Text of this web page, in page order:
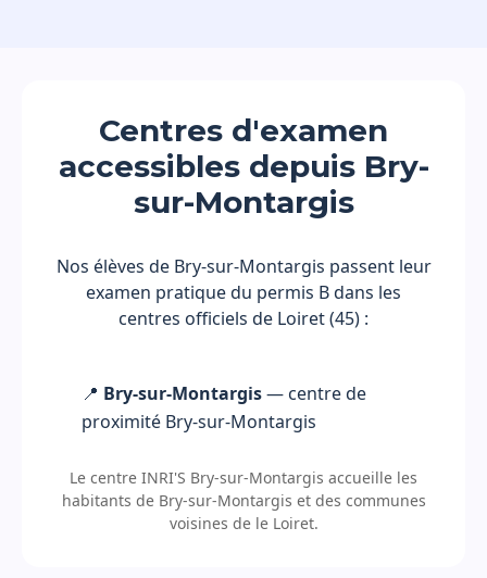
Centres d'examen
accessibles depuis Bry-
sur-Montargis
Nos élèves de Bry-sur-Montargis passent leur
examen pratique du permis B dans les
centres officiels de Loiret (45) :
📍 Bry-sur-Montargis— centre de
proximité Bry-sur-Montargis
Le centre INRI'S Bry-sur-Montargis accueille les
habitants de Bry-sur-Montargis et des communes
voisines de le Loiret.